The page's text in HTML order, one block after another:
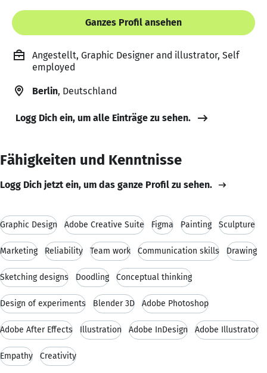
Ganzes Profil ansehen
Angestellt, Graphic Designer and illustrator, Self
employed
Berlin, Deutschland
Logg Dich ein, um alle Einträge zu sehen.
Fähigkeiten und Kenntnisse
Logg Dich jetzt ein, um das ganze Profil zu sehen.
Graphic Design Adobe Creative Suite Figma Painting Sculpture
Marketing Reliability Team work Communication skills Drawing
Sketching designs Doodling Conceptual thinking
Design of experiments Blender 3D Adobe Photoshop
Adobe After Effects Illustration Adobe InDesign Adobe Illustrator
Empathy Creativity